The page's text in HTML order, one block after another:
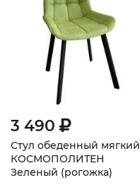
3 490
Стул обеденный мягкий
КОСМОПОЛИТЕН
Зеленый (рогожка)